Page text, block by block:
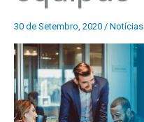
30 de Setembro, 2020 / Notícias